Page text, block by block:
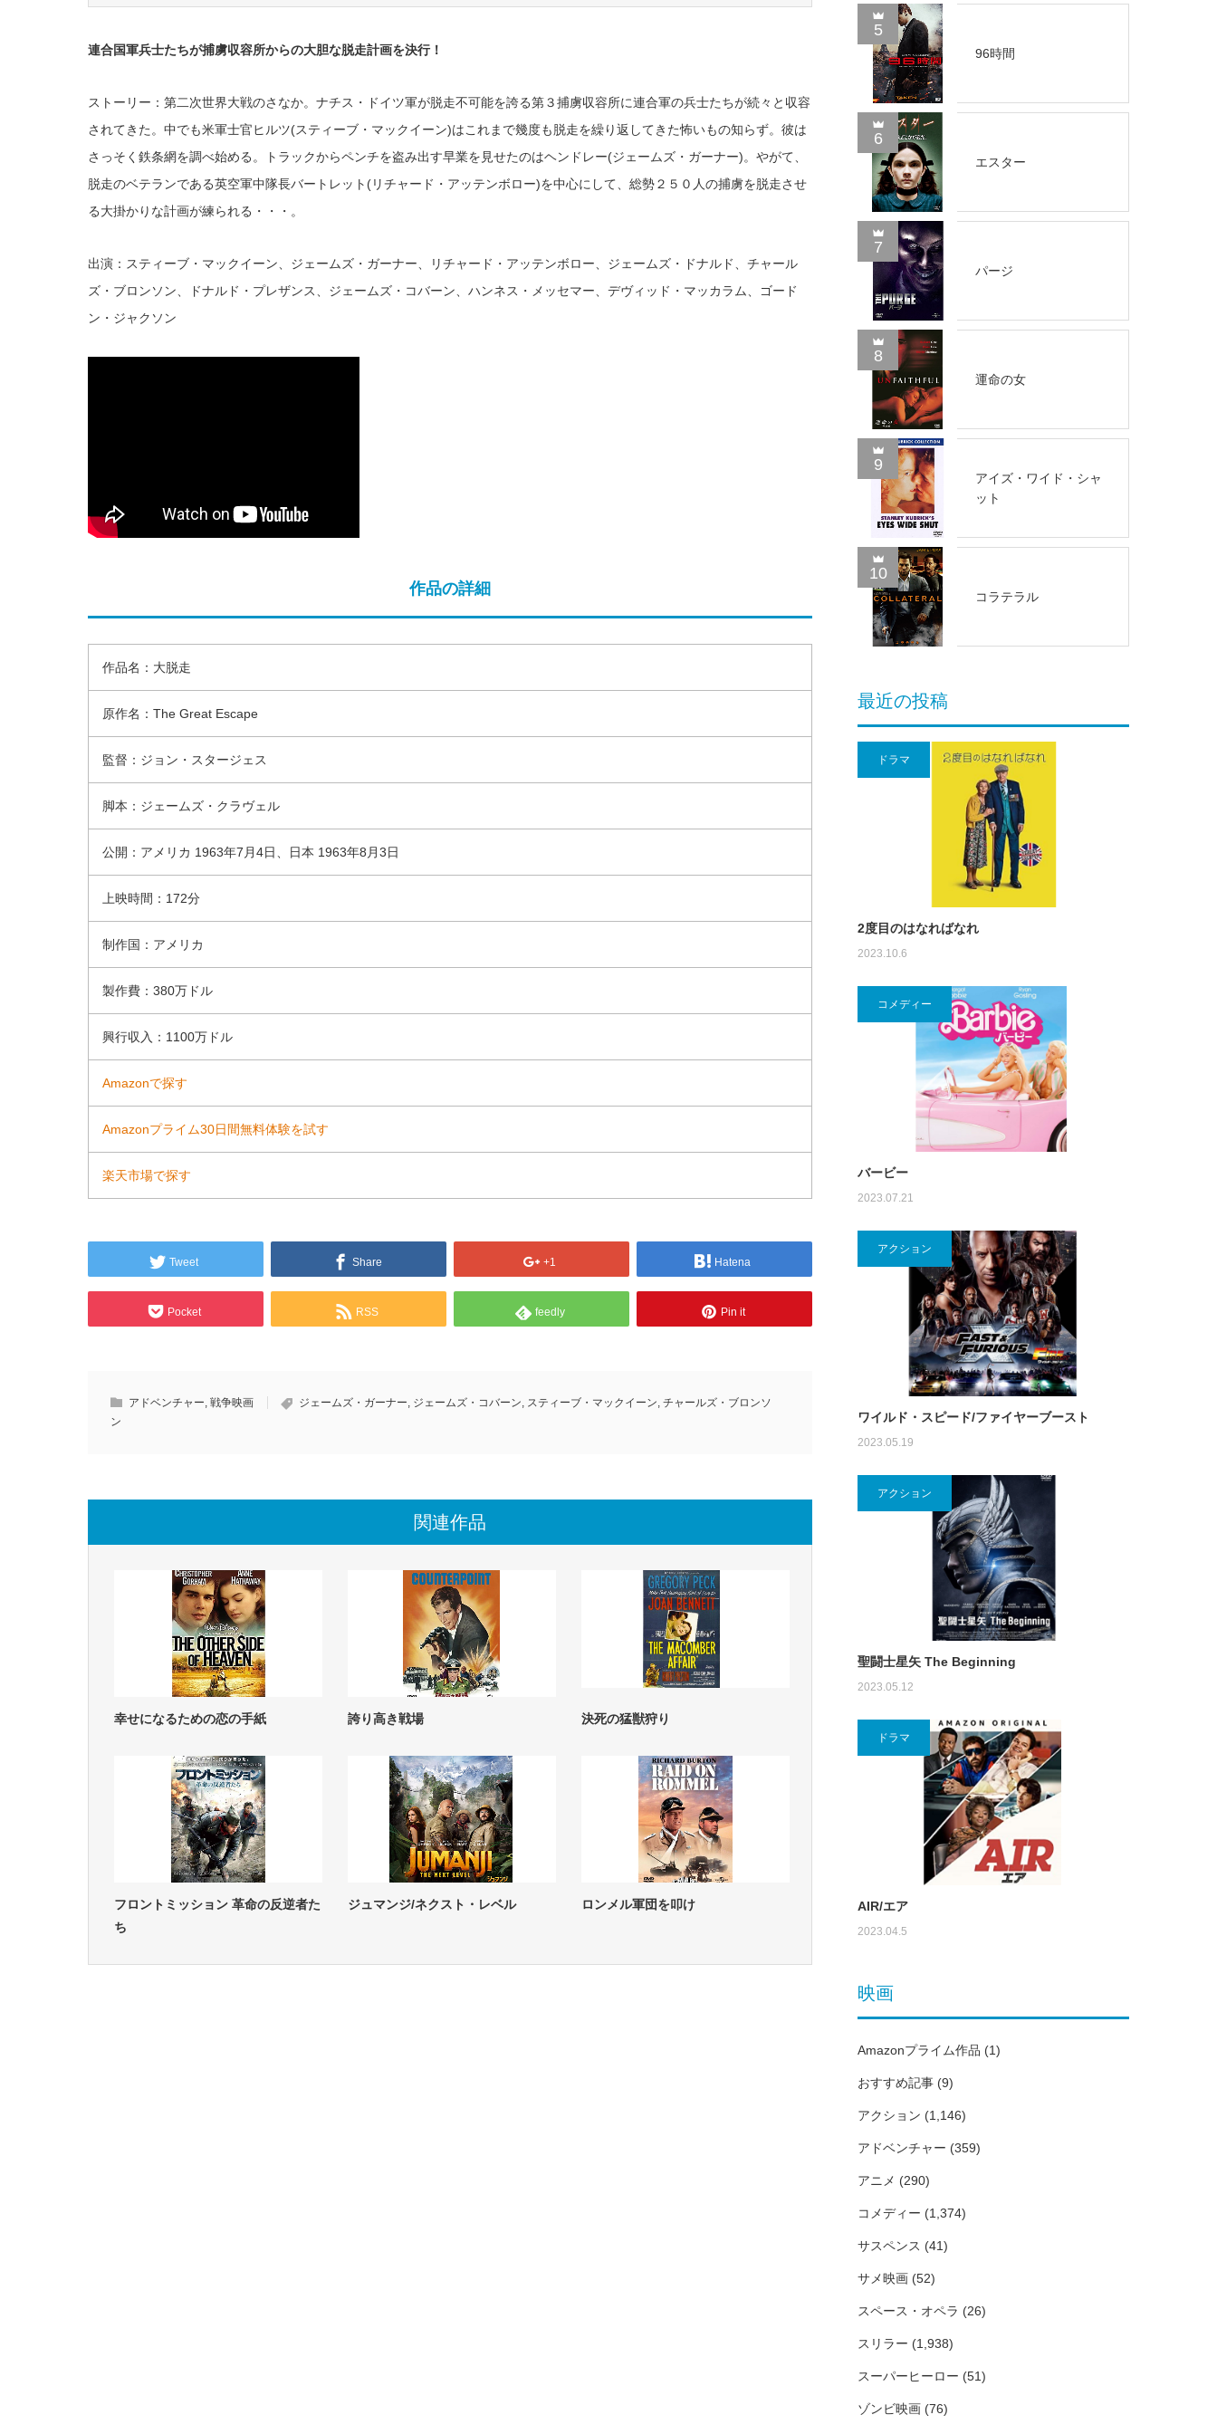
連合国軍兵士たちが捕虜収容所からの大胆な脱走計画を決行！
ストーリー：第二次世界大戦のさなか。ナチス・ドイツ軍が脱走不可能を誇る第３捕虜収容所に連合軍の兵士たちが続々と収容
されてきた。中でも米軍士官ヒルツ(スティーブ・マックイーン)はこれまで幾度も脱走を繰り返してきた怖いもの知らず。彼は
さっそく鉄条網を調べ始める。トラックからペンチを盗み出す早業を見せたのはヘンドレー(ジェームズ・ガーナー)。やがて、
脱走のベテランである英空軍中隊長バートレット(リチャード・アッテンボロー)を中心にして、総勢２５０人の捕虜を脱走させ
る大掛かりな計画が練られる・・・。
出演：スティーブ・マックイーン、ジェームズ・ガーナー、リチャード・アッテンボロー、ジェームズ・ドナルド、チャール
ズ・ブロンソン、ドナルド・プレザンス、ジェームズ・コバーン、ハンネス・メッセマー、デヴィッド・マッカラム、ゴード
ン・ジャクソン
作品の詳細
作品名：大脱走
原作名：The Great Escape
監督：ジョン・スタージェス
脚本：ジェームズ・クラヴェル
公開：アメリカ 1963年7月4日、日本 1963年8月3日
上映時間：172分
制作国：アメリカ
製作費：380万ドル
興行収入：1100万ドル
Amazonで探す
Amazonプライム30日間無料体験を試す
楽天市場で探す
Tweet Share +1 Hatena
Pocket RSS feedly Pin it
アドベンチャー 戦争映画 ジェームズ・ガーナー ジェームズ・コバーン スティーブ・マックイーン チャールズ・ブロンソ
ン
関連作品
幸せになるための恋の手紙 誇り高き戦場 決死の猛獣狩り
フロントミッション 革命の反逆者た
ち
ジュマンジ/ネクスト・レベル ロンメル軍団を叩け
5
96時間
6
エスター
7
パージ
8
運命の女
9
アイズ・ワイド・シャ
ット
10
コラテラル
最近の投稿
ドラマ
2度目のはなればなれ
2023.10.6
コメディー
バービー
2023.07.21
アクション
ワイルド・スピード/ファイヤーブースト
2023.05.19
アクション
聖闘士星矢 The Beginning
2023.05.12
ドラマ
AIR/エア
2023.04.5
映画
Amazonプライム作品 (1)
おすすめ記事 (9)
アクション (1,146)
アドベンチャー (359)
アニメ (290)
コメディー (1,374)
サスペンス (41)
サメ映画 (52)
スペース・オペラ (26)
スリラー (1,938)
スーパーヒーロー (51)
ゾンビ映画 (76)